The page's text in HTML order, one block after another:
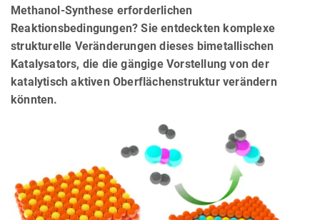
Methanol-Synthese erforderlichen
Reaktionsbedingungen? Sie entdeckten komplexe
strukturelle Veränderungen dieses bimetallischen
Katalysators, die die gängige Vorstellung von der
katalytisch aktiven Oberflächenstruktur verändern
könnten.